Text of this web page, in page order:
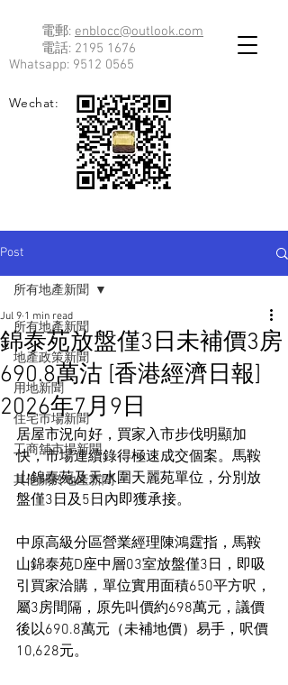
電郵: enblocc@outlook.com
電話: 2195 1676
Whatsapp: 9512 0565
Wechat:
Post
所有地產新聞
地產政策新聞
用地新聞
住宅市場新聞
工商舖市場新聞
其他關於地產新聞
所有地產新聞
錦泰苑放盤僅3日未補價3房
690.8萬沽 [香港經濟日報]
2026年7月9日
Jul 9 1 min read
居屋市況向好，買家入市步伐明顯加
快，市場連續錄得極速成交個案。馬鞍
山錦泰苑及天水圍天麗苑單位，分別放
盤僅3日及5日內即獲承接。
中原高級分區營業經理陳鴻霆指，馬鞍
山錦泰苑D座中層03室放盤僅3日，即吸
引買家洽購，單位實用面積650平方呎，
屬3房間隔，原先叫價約698萬元，議價
後以690.8萬元（未補地價）易手，呎價
10,628元。